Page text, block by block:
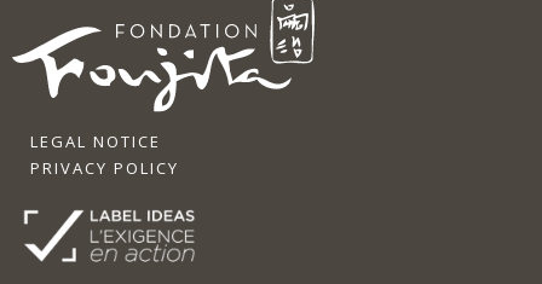
LEGAL NOTICE
PRIVACY POLICY